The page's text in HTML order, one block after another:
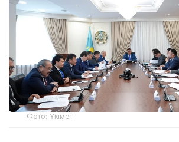
Фото: Үкімет